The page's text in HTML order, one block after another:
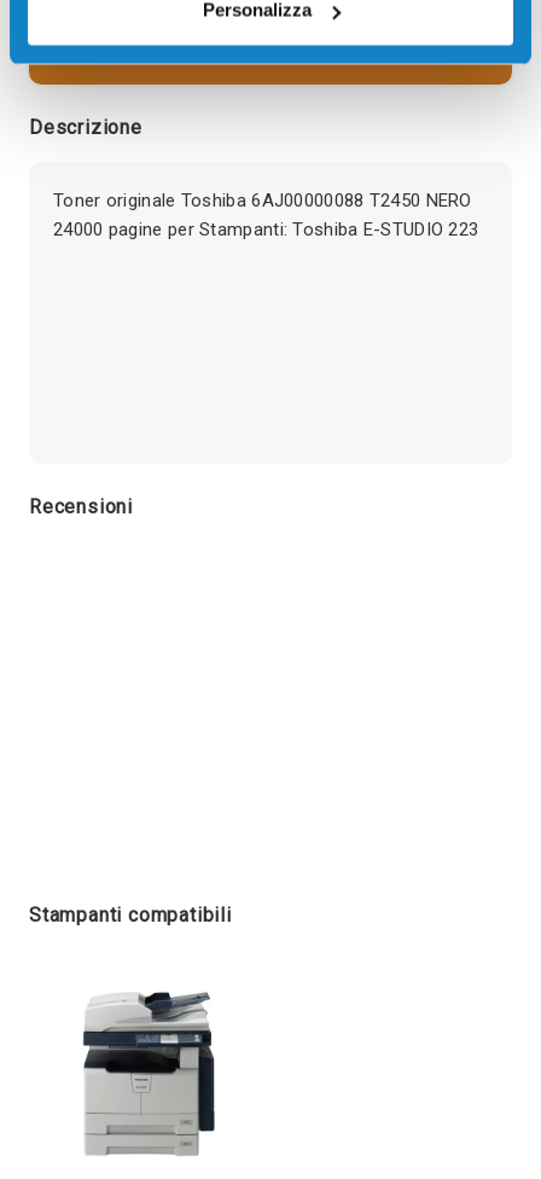
Personalizza
visualizzare l'offerta
Descrizione
Toner originale Toshiba 6AJ00000088 T2450 NERO
24000 pagine per Stampanti: Toshiba E-STUDIO 223
Recensioni
Stampanti compatibili